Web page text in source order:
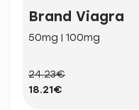
Brand Viagra
50mg | 100mg
24.23€
18.21€